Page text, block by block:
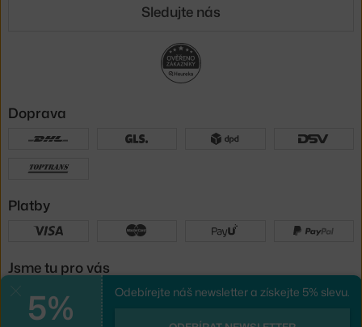
5% Odebírejte náš newsletter a získejte 5% slevu.
Sledujte nás
Doprava
Platby
Jsme tu pro vás
e-shop na míruod